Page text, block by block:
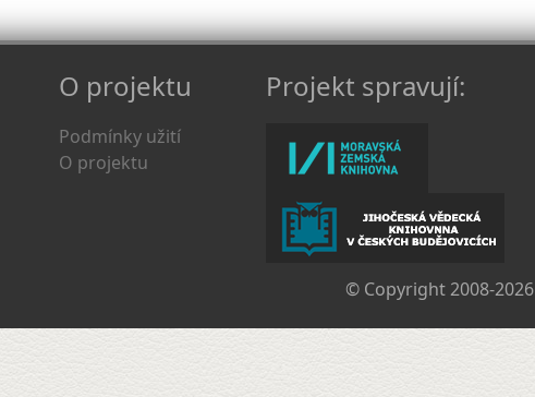
O projektu
Podmínky užití
O projektu
Projekt spravují:
© Copyright 2008-2026